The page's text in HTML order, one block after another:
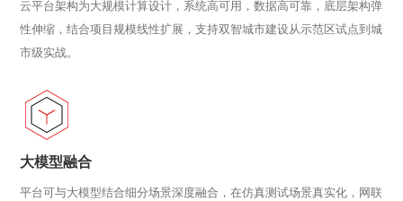
云平台架构为大规模计算设计，系统高可用，数据高可靠，底层架构弹
性伸缩，结合项目规模线性扩展，支持双智城市建设从示范区试点到城
市级实战。
大模型融合
平台可与大模型结合细分场景深度融合，在仿真测试场景真实化，网联